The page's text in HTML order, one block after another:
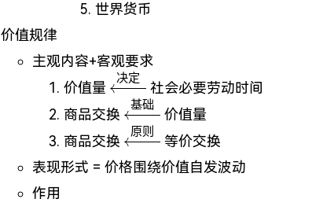
世界货币
价值规律
主观内容+客观要求
价值量 \xleftarrow{决
定}
决定
社会必要劳动时间
商品交换 \xleftarrow{基
础}
基础
价值量
商品交换 \xleftarrow{原
则}
原则
等价交换
表现形式 = 价格围绕价值自发波动
作用